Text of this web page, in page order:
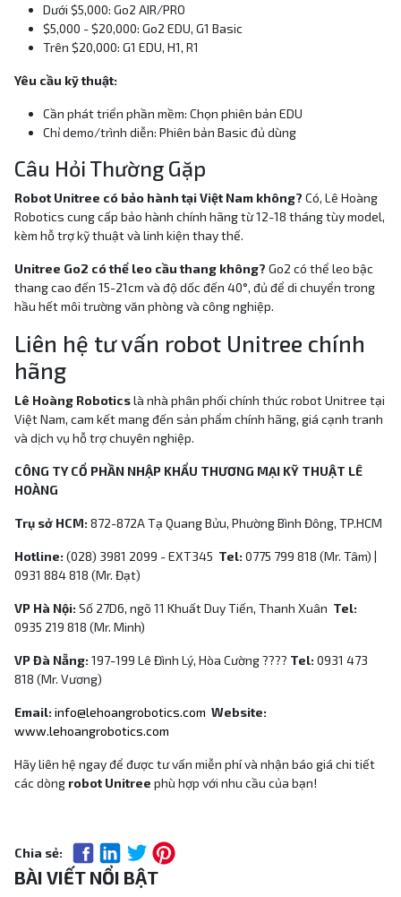
Dưới $5,000: Go2 AIR/PRO
$5,000 - $20,000: Go2 EDU, G1 Basic
Trên $20,000: G1 EDU, H1, R1
Yêu cầu kỹ thuật:
Cần phát triển phần mềm: Chọn phiên bản EDU
Chỉ demo/trình diễn: Phiên bản Basic đủ dùng
Câu Hỏi Thường Gặp
Robot Unitree có bảo hành tại Việt Nam không? Có, Lê Hoàng
Robotics cung cấp bảo hành chính hãng từ 12-18 tháng tùy model,
kèm hỗ trợ kỹ thuật và linh kiện thay thế.
Unitree Go2 có thể leo cầu thang không? Go2 có thể leo bậc
thang cao đến 15-21cm và độ dốc đến 40°, đủ để di chuyển trong
hầu hết môi trường văn phòng và công nghiệp.
Liên hệ tư vấn robot Unitree chính
hãng
Lê Hoàng Roboticslà nhà phân phối chính thức robot Unitree tại
Việt Nam, cam kết mang đến sản phẩm chính hãng, giá cạnh tranh
và dịch vụ hỗ trợ chuyên nghiệp.
CÔNG TY CỔ PHẦN NHẬP KHẨU THƯƠNG MẠI KỸ THUẬT LÊ
HOÀNG
Trụ sở HCM: 872-872A Tạ Quang Bửu, Phường Bình Đông, TP.HCM
Hotline: (028) 3981 2099 - EXT345 Tel: 0775 799 818 (Mr. Tâm) |
0931 884 818 (Mr. Đạt)
VP Hà Nội: Số 27D6, ngõ 11 Khuất Duy Tiến, Thanh Xuân Tel:
0935 219 818 (Mr. Minh)
VP Đà Nẵng: 197-199 Lê Đình Lý, Hòa Cường ???? Tel: 0931 473
818 (Mr. Vương)
Email: info@lehoangrobotics.com Website:
www.lehoangrobotics.com
Hãy liên hệ ngay để được tư vấn miễn phí và nhận báo giá chi tiết
các dòng robot Unitree phù hợp với nhu cầu của bạn!
Chia sẻ:
BÀI VIẾT NỔI BẬT